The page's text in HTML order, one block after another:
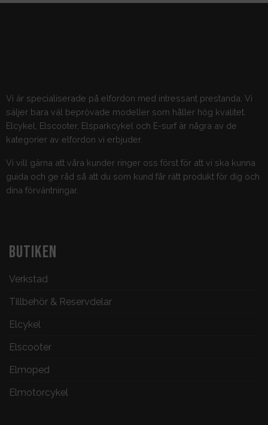
Vi är specialiserade på elfordon med intressant prestanda. Vi
säljer bara väl beprövade modeller som håller hög kvalitet.
Elcykel, Elscooter, Elsparkcykel och E-surf är några av de
kategorier av elfordon vi erbjuder.
Vi vill gärna att våra kunder ringer oss först för att vi ska kunna
guida och ge råd så att du som kund får rätt produkt för dig och
dina förväntningar.
BUTIKEN
Verkstad
Tillbehör & Reservdelar
Elcykel
Elscooter
Elmoped
Elmotorcykel